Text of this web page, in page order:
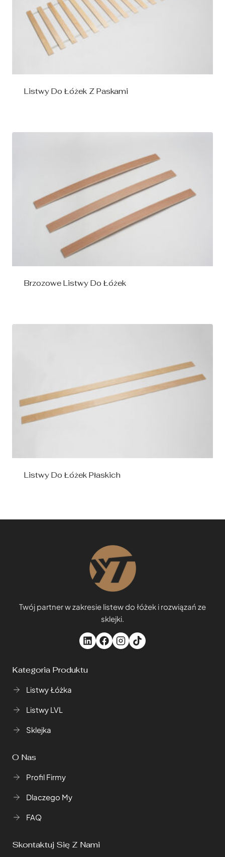
Listwy Do Łóżek Z Paskami
Brzozowe Listwy Do Łóżek
Listwy Do Łóżek Płaskich
Twój partner w zakresie listew do łóżek i rozwiązań ze
sklejki.
Kategoria Produktu
Listwy Łóżka
Listwy LVL
Sklejka
O Nas
Profil Firmy
Dlaczego My
FAQ
Skontaktuj Się Z Nami